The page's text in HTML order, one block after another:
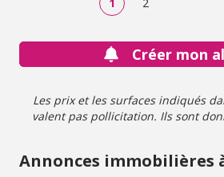
jusqu'au dernier étage, apportant un
indépendante, vendue libre de toute
complète l'ensemble et pourra
locatif, professionnel ou familial.
rafraîchissement sont à prévoir afin
potentiel de cette belle propriété
Créer mon
Les prix et les surfaces indiqués
valent pas pollicitation. Ils sont
Annonces immobilières